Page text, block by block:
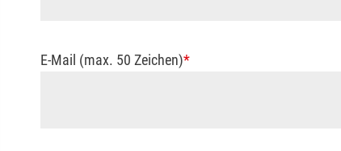
E-Mail (max. 50 Zeichen)*